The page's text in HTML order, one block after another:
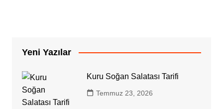
Yeni Yazılar
Kuru Soğan Salatası Tarifi
Temmuz 23, 2026